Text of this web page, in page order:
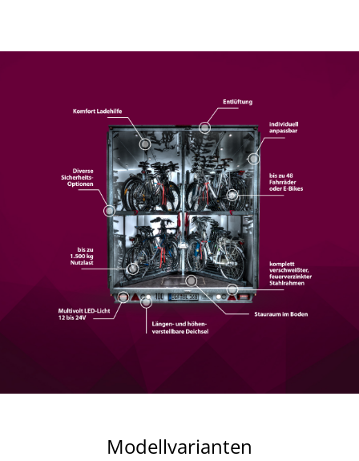
Modellvarianten